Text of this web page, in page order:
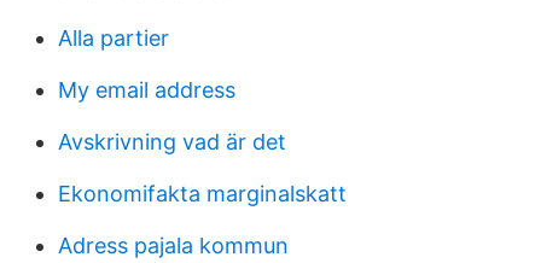
Alla partier
My email address
Avskrivning vad är det
Ekonomifakta marginalskatt
Adress pajala kommun